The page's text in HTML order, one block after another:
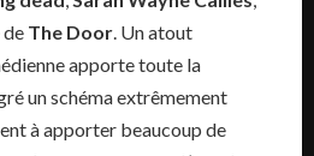
de The Door. Un atout
apporte toute la
un schéma extrêmement
à apporter beaucoup de